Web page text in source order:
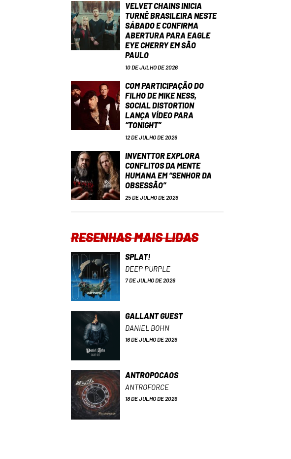
VELVET CHAINS INICIA
TURNÊ BRASILEIRA NESTE
SÁBADO E CONFIRMA
ABERTURA PARA EAGLE
EYE CHERRY EM SÃO
PAULO
10 DE JULHO DE 2026
COM PARTICIPAÇÃO DO
FILHO DE MIKE NESS,
SOCIAL DISTORTION
LANÇA VÍDEO PARA
“TONIGHT”
12 DE JULHO DE 2026
INVENTTOR EXPLORA
CONFLITOS DA MENTE
HUMANA EM “SENHOR DA
OBSESSÃO”
25 DE JULHO DE 2026
RESENHAS MAIS LIDAS
SPLAT!
DEEP PURPLE
7 DE JULHO DE 2026
GALLANT GUEST
DANIEL BOHN
16 DE JULHO DE 2026
ANTROPOCAOS
ANTROFORCE
18 DE JULHO DE 2026